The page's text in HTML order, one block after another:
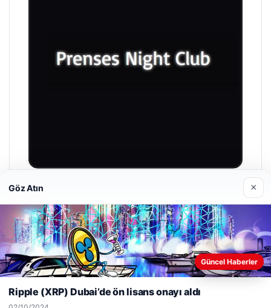
Prenses Night Club
29/04/2026
© 2026 Hedef Gazete
Web sitemizi nasıl kullandığınızı daha iyi anlayabilmek,
deneyiminizi kişiselleştirmek ve geliştirmek amacıyla çerezler
Reddet
Göz Atın ×
Güncel Haberler
Ripple (XRP) Dubai’de ön lisans onayı aldı